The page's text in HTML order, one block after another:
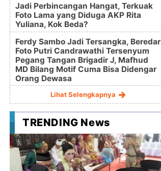
Jadi Perbincangan Hangat, Terkuak
Foto Lama yang Diduga AKP Rita
Yuliana, Kok Beda?
Ferdy Sambo Jadi Tersangka, Beredar
Foto Putri Candrawathi Tersenyum
Pegang Tangan Brigadir J, Mafhud
MD Bilang Motif Cuma Bisa Didengar
Orang Dewasa
Lihat Selengkapnya
TRENDING News